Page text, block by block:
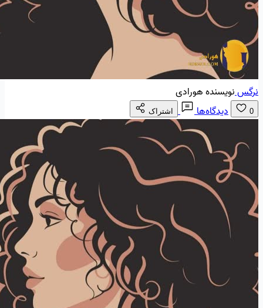
نرگسنویسنده هورادی
0 دیدگاه‌ها اشتراک